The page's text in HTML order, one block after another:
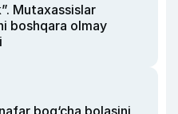
Mutaxassislar
boshqara olmay
bog‘cha bolasini